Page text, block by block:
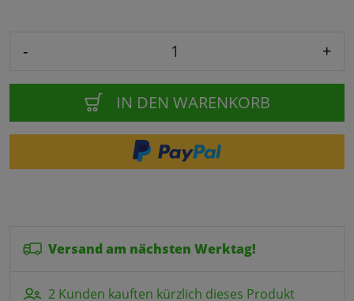
- +
IN DEN WARENKORB
Versand am nächsten Werktag!
2 Kunden kauften kürzlich dieses Produkt